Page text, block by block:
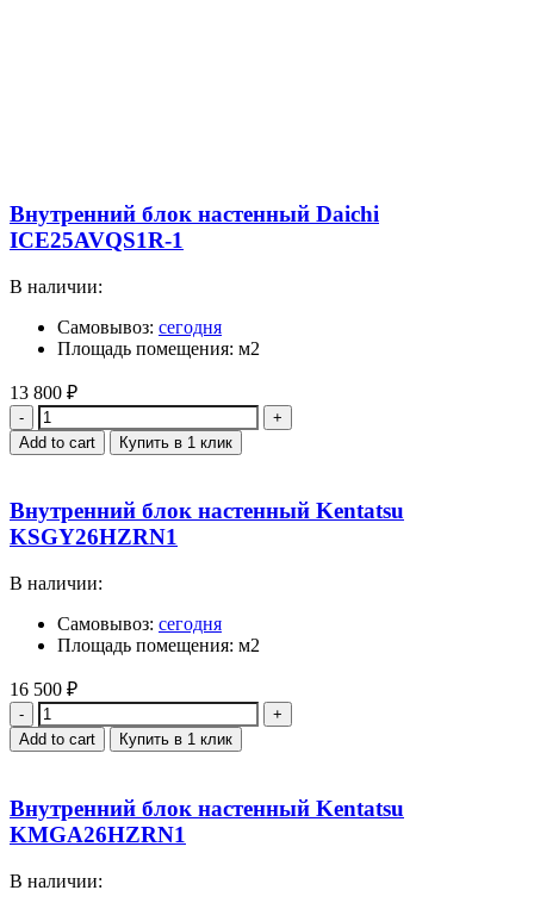
Внутренний блок настенный Daichi
ICE25AVQS1R-1
В наличии:
Самовывоз: сегодня
Площадь помещения: м2
13 800 ₽
Quantity
Add to cart Купить в 1 клик
Внутренний блок настенный Kentatsu
KSGY26HZRN1
В наличии:
Самовывоз: сегодня
Площадь помещения: м2
16 500 ₽
Quantity
Add to cart Купить в 1 клик
Внутренний блок настенный Kentatsu
KMGA26HZRN1
В наличии: